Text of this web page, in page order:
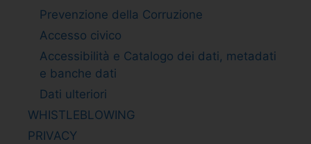
Prevenzione della Corruzione
Accesso civico
Accessibilità e Catalogo dei dati, metadati
e banche dati
Dati ulteriori
WHISTLEBLOWING
PRIVACY